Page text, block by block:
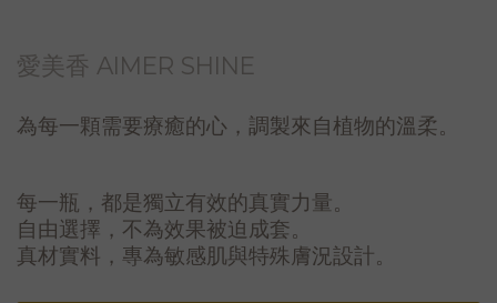
愛美香 AIMER SHINE
為每一顆需要療癒的心，調製來自植物的溫柔。
每一瓶，都是獨立有效的真實力量。
自由選擇，不為效果被迫成套。
真材實料，專為敏感肌與特殊膚況設計。